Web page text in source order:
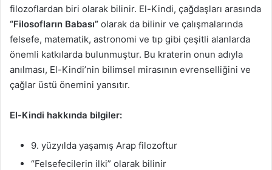
filozoflardan biri olarak bilinir. El-Kindi, çağdaşları arasında
“Filosofların Babası” olarak da bilinir ve çalışmalarında
felsefe, matematik, astronomi ve tıp gibi çeşitli alanlarda
önemli katkılarda bulunmuştur. Bu kraterin onun adıyla
anılması, El-Kindi’nin bilimsel mirasının evrenselliğini ve
çağlar üstü önemini yansıtır.
El-Kindi hakkında bilgiler:
9. yüzyılda yaşamış Arap filozoftur
“Felsefecilerin ilki” olarak bilinir